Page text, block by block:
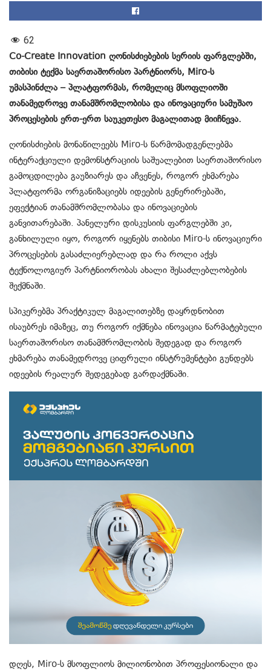
62
Co-Create Innovation ღონისძიებების სერიის ფარგლებში,
თიბისი ტექმა საერთაშორისო პარტნიორს, Miro-ს
უმასპინძლა – პლატფორმას, რომელიც მსოფლიოში
თანამედროვე თანამშრომლობისა და ინოვაციური სამუშაო
პროცესების ერთ-ერთ საუკეთესო მაგალითად მიიჩნევა.
ღონისძიების მონაწილეებს Miro-ს წარმომადგენლებმა
ინტერაქციული დემონსტრაციის საშუალებით საერთაშორისო
გამოცდილება გაუზიარეს და აჩვენეს, როგორ ეხმარება
პლატფორმა ორგანიზაციებს იდეების გენერირებაში,
ეფექტიან თანამშრომლობასა და ინოვაციების
განვითარებაში. პანელური დისკუსიის ფარგლებში კი,
განხილული იყო, როგორ იყენებს თიბისი Miro-ს ინოვაციური
პროცესების გასაძლიერებლად და რა როლი აქვს
ტექნოლოგიურ პარტნიორობას ახალი შესაძლებლობების
შექმნაში.
სპიკერებმა პრაქტიკულ მაგალითებზე დაყრდნობით
ისაუბრეს იმაზეც, თუ როგორ იქმნება ინოვაცია წარმატებული
საერთაშორისო თანამშრომლობის შედეგად და როგორ
ეხმარება თანამედროვე ციფრული ინსტრუმენტები გუნდებს
იდეების რეალურ შედეგებად გარდაქმნაში.
დღეს, Miro-ს მსოფლიოს მილიონობით პროფესიონალი და